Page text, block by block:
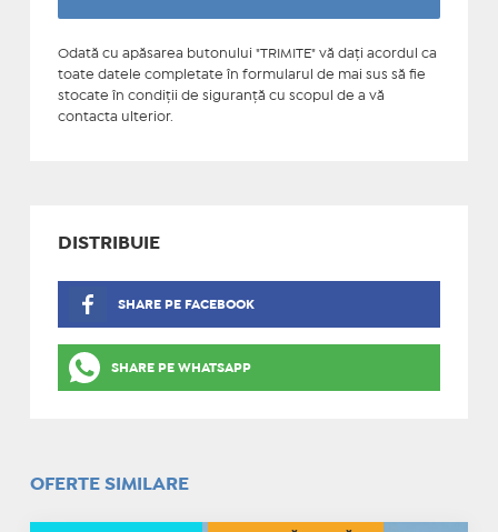
Odată cu apăsarea butonului "TRIMITE" vă daţi acordul ca
toate datele completate în formularul de mai sus să fie
stocate în condiţii de siguranţă cu scopul de a vă
contacta ulterior.
DISTRIBUIE
SHARE PE FACEBOOK
SHARE PE WHATSAPP
OFERTE SIMILARE